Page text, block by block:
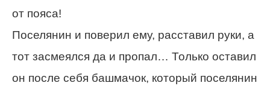
от пояса!
Поселянин и поверил ему, расставил руки, а
тот засмеялся да и пропал… Только оставил
он после себя башмачок, который поселянин